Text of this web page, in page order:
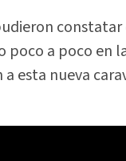
poco a poco en
esta nueva